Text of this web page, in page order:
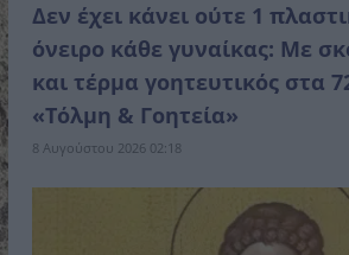
Δεν έχει κάνει ούτε 1
όνειρο κάθε γυναίκας: Με
και τέρμα γοητευτικός στα
«Τόλμη & Γοητεία»
8 Αυγούστου 2026 02:18